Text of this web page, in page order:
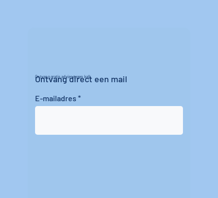
Ontvang gratis advies tegen kalk
Ontvang direct een mail
E-mailadres